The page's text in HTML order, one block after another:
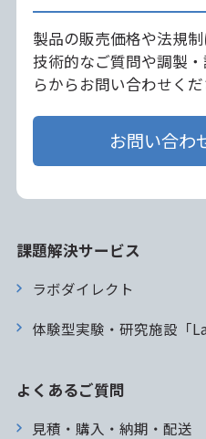
製品の販売価格や法規
技術的なご質問や調製
らからお問い合わせくだ
お問い合わ
課題解決サービス
ラボダイレクト
体験型実験・研究施設「
よくあるご質問
見積・購入・納期・配送